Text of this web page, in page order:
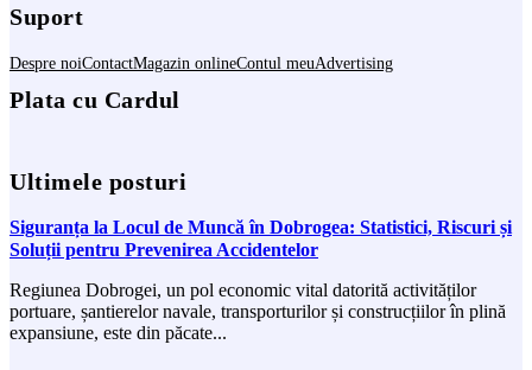
Suport
Despre noiContactMagazin onlineContul meuAdvertising
Plata cu Cardul
Ultimele posturi
Siguranța la Locul de Muncă în Dobrogea: Statistici, Riscuri și
Soluții pentru Prevenirea Accidentelor
Regiunea Dobrogei, un pol economic vital datorită activităților
portuare, șantierelor navale, transporturilor și construcțiilor în plină
expansiune, este din păcate...